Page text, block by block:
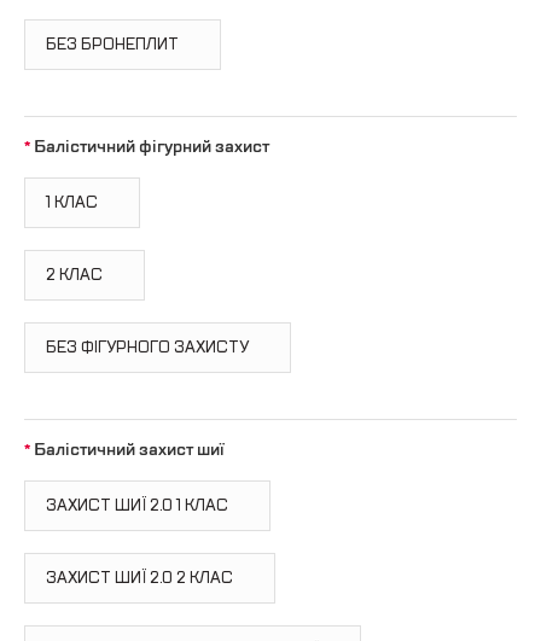
БЕЗ БРОНЕПЛИТ
Балістичний фігурний захист
1 КЛАС
2 КЛАС
БЕЗ ФІГУРНОГО ЗАХИСТУ
Балістичний захист шиї
ЗАХИСТ ШИЇ 2.0 1 КЛАС
ЗАХИСТ ШИЇ 2.0 2 КЛАС